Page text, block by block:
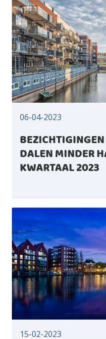
06-04-2023
DALEN MINDER
KWARTAAL 2023
15-02-2023